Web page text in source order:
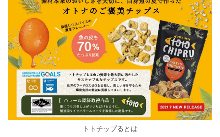
トトチップるとは